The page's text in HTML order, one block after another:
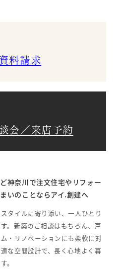
料請求
会／来店予約
神奈川で注文住宅やリフォー
いのことならアイ.創建へ
タイルに寄り添い、一人ひとり
。新築のご相談はもちろん、戸
・リノベーションにも柔軟に対
な空間設計で、長く心地よく暮
。